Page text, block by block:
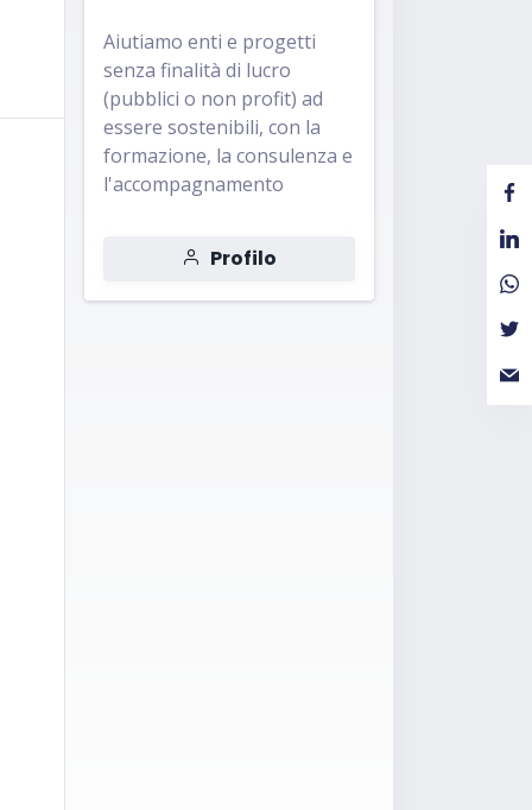
Aiutiamo enti e progetti
senza finalità di lucro
(pubblici o non profit) ad
essere sostenibili, con la
formazione, la consulenza e
l'accompagnamento
Profilo